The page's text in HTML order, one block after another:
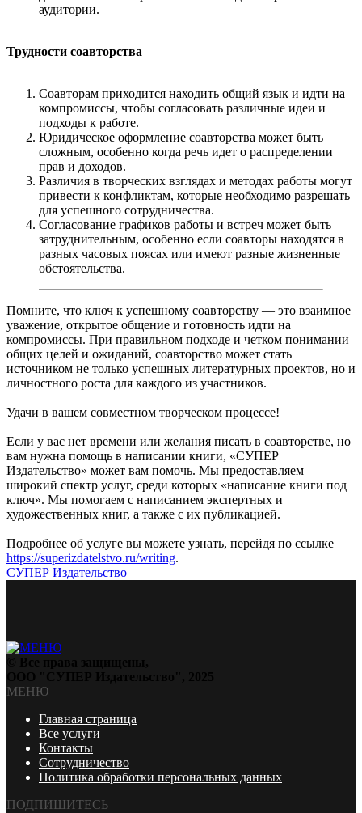
аудитории.
Трудности соавторства
Соавторам приходится находить общий язык и идти на
компромиссы, чтобы согласовать различные идеи и
подходы к работе.
Юридическое оформление соавторства может быть
сложным, особенно когда речь идет о распределении
прав и доходов.
Различия в творческих взглядах и методах работы могут
привести к конфликтам, которые необходимо разрешать
для успешного сотрудничества.
Согласование графиков работы и встреч может быть
затруднительным, особенно если соавторы находятся в
разных часовых поясах или имеют разные жизненные
обстоятельства.
Помните, что ключ к успешному соавторству — это взаимное
уважение, открытое общение и готовность идти на
компромиссы. При правильном подходе и четком понимании
общих целей и ожиданий, соавторство может стать
источником не только успешных литературных проектов, но и
личностного роста для каждого из участников.
Удачи в вашем совместном творческом процессе!
Если у вас нет времени или желания писать в соавторстве, но
вам нужна помощь в написании книги, «СУПЕР
Издательство» может вам помочь. Мы предоставляем
широкий спектр услуг, среди которых «написание книги под
ключ». Мы помогаем с написанием экспертных и
художественных книг, а также с их публикацией.
Подробнее об услуге вы можете узнать, перейдя по ссылке
https://superizdatelstvo.ru/writing.
СУПЕР Издательство
МЕНЮ
Главная страница
Все услуги
Контакты
Сотрудничество
Политика обработки персональных данных
ПОДПИШИТЕСЬ